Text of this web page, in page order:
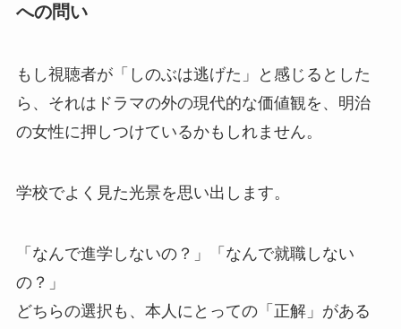
への問い
もし視聴者が「しのぶは逃げた」と感じるとした
ら、それはドラマの外の現代的な価値観を、明治
の女性に押しつけているかもしれません。
学校でよく見た光景を思い出します。
「なんで進学しないの？」「なんで就職しない
の？」
どちらの選択も、本人にとっての「正解」がある